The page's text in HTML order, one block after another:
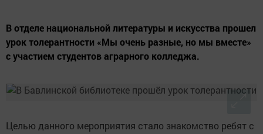
В отделе национальной литературы и искусства прошел
урок толерантности «Мы очень разные, но мы вместе»
с участием студентов аграрного колледжа.
Целью данного мероприятия стало знакомство ребят с